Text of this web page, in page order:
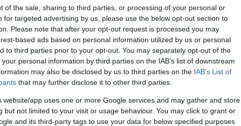
of the sale, sharing to third parties, or processing of your personal or
for targeted advertising by us, please use the below opt-out section to
Please note that after your opt-out request is processed you may
based ads based on personal information utilized by us or personal
to third parties prior to your opt-out. You may separately opt-out of the
personal information by third parties on the IAB’s list of downstream
may also be disclosed by us to third parties on the IAB’s List of
that may further disclose it to other third parties.
website/app uses one or more Google services and may gather and store
but not limited to your visit or usage behaviour. You may click to grant or
and its third-party tags to use your data for below specified purposes